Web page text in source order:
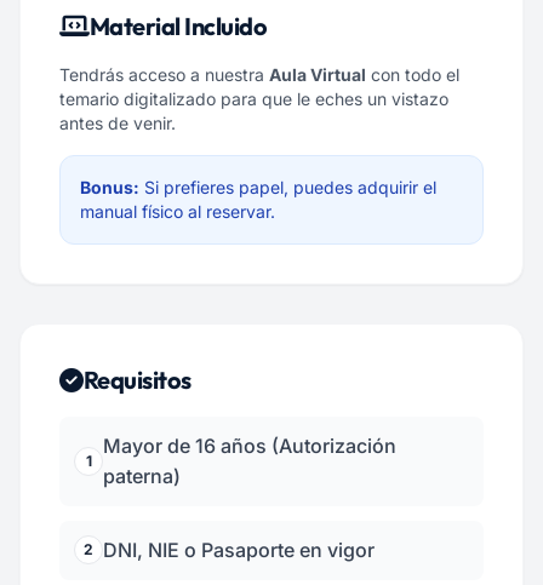
Material Incluido
Tendrás acceso a nuestra Aula Virtual con todo el
temario digitalizado para que le eches un vistazo
antes de venir.
Bonus: Si prefieres papel, puedes adquirir el
manual físico al reservar.
Requisitos
1
Mayor de 16 años (Autorización
paterna)
2 DNI, NIE o Pasaporte en vigor